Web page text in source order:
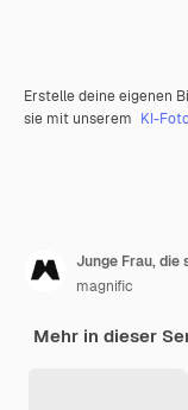
Erstelle deine eigenen
sie mit unserem KI-
Junge Frau,
magnific
Mehr in dieser